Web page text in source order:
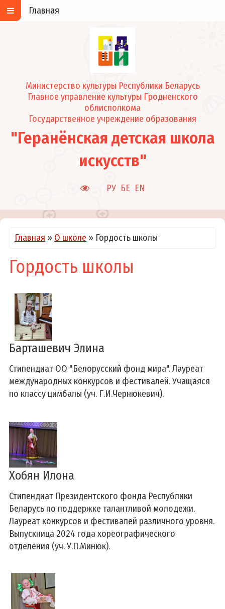
Министерство культуры Республики Беларусь
Главное управление культуры Гродненского
облисполкома
Государственное учреждение образования
"Геранёнская детская школа
искусств"
РУ БЕ EN
Главная
Главная » О школе » Гордость школы
Гордость школы
Барташевич Элина
Стипендиат ОО "Белорусский фонд мира". Лауреат
международных конкурсов и фестивалей. Учащаяся
по классу цимбалы (уч. Г.И.Чернюкевич).
Хобян Илона
Стипендиат Президентского фонда Республики
Беларусь по поддержке талантливой молодежи.
Лауреат конкурсов и фестивалей различного уровня.
Выпускница 2024 года хореографического
отделения (уч. У.П.Минюк).